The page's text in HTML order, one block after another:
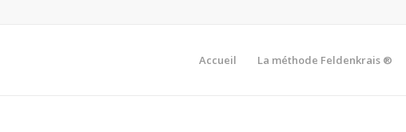
Accueil La méthode Feldenkrais ®